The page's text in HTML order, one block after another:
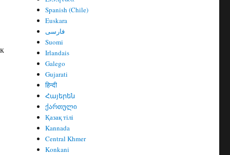
Spanish (Chile)
Euskara
فارسی
Suomi
Irlandais
Galego
Gujarati
हिन्दी
Հայերեն
ქართული
Қазақ тілі
Kannada
Central Khmer
Konkani